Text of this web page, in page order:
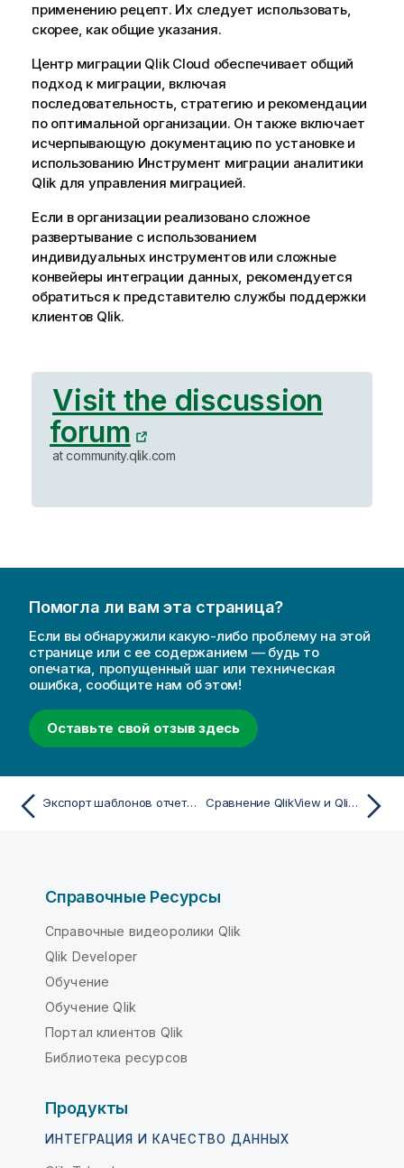
применению рецепт. Их следует использовать,
скорее, как общие указания.
Центр миграции Qlik Cloud обеспечивает общий
подход к миграции, включая
последовательность, стратегию и рекомендации
по оптимальной организации. Он также включает
исчерпывающую документацию по установке и
использованию Инструмент миграции аналитики
Qlik для управления миграцией.
Если в организации реализовано сложное
развертывание с использованием
индивидуальных инструментов или сложные
конвейеры интеграции данных, рекомендуется
обратиться к представителю службы поддержки
клиентов Qlik.
Visit the discussion
forum
at community.qlik.com
Помогла ли вам эта страница?
Если вы обнаружили какую-либо проблему на этой
странице или с ее содержанием — будь то
опечатка, пропущенный шаг или техническая
ошибка, сообщите нам об этом!
Оставьте свой отзыв здесь
Экспорт шаблонов отчетов из Qlik NPrinting в Qlik Cloud Сравнение QlikView и Qlik Cloud Analytics
Справочные Ресурсы
Справочные видеоролики Qlik
Qlik Developer
Обучение
Обучение Qlik
Портал клиентов Qlik
Библиотека ресурсов
Продукты
ИНТЕГРАЦИЯ И КАЧЕСТВО ДАННЫХ